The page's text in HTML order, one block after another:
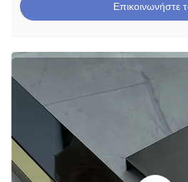
Επικοινωνήστε